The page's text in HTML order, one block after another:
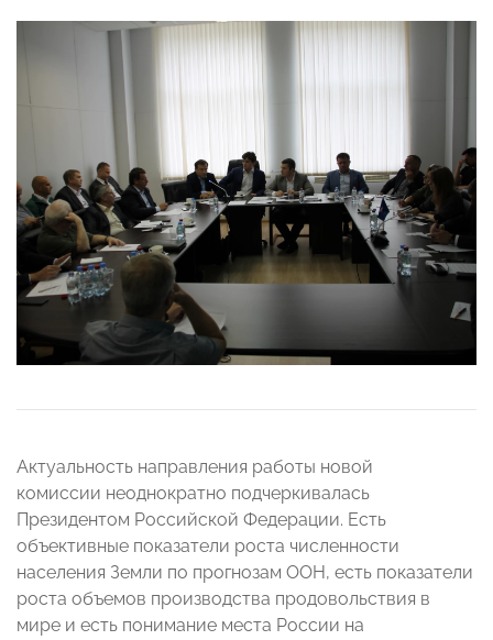
Актуальность направления работы новой
комиссии неоднократно подчеркивалась
Президентом Российской Федерации. Есть
объективные показатели роста численности
населения Земли по прогнозам ООН, есть показатели
роста объемов производства продовольствия в
мире и есть понимание места России на